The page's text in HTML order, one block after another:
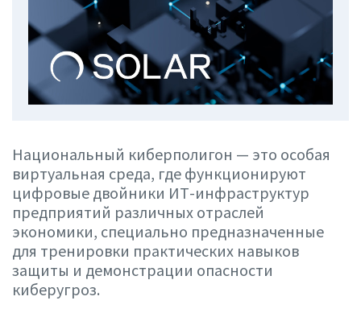
Национальный киберполигон — это особая
виртуальная среда, где функционируют
цифровые двойники ИТ-инфраструктур
предприятий различных отраслей
экономики, специально предназначенные
для тренировки практических навыков
защиты и демонстрации опасности
киберугроз.